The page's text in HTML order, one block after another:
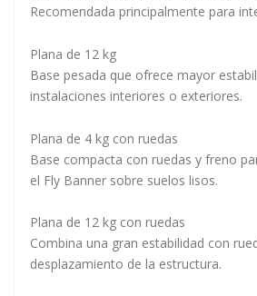
Recomendada principalmente para
Plana de 12 kg
Base pesada que ofrece mayor
instalaciones interiores o exteriores.
Plana de 4 kg con ruedas
Base compacta con ruedas y freno
el Fly Banner sobre suelos lisos.
Plana de 12 kg con ruedas
Combina una gran estabilidad con
desplazamiento de la estructura.